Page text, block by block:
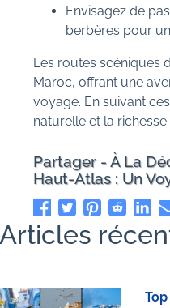
Envisagez de
berbères pour
Les routes scéniques
Maroc, offrant une
voyage. En suivant
naturelle et la
Partager - À La
Haut-Atlas : Un
Articles